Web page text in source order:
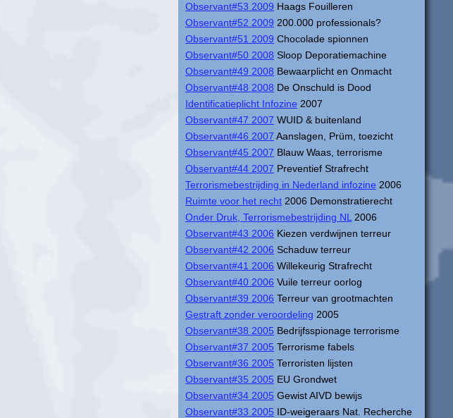
Observant#53 2009 Haags Fouilleren
Observant#52 2009 200.000 professionals?
Observant#51 2009 Chocolade spionnen
Observant#50 2008 Sloop Deporatiemachine
Observant#49 2008 Bewaarplicht en Onmacht
Observant#48 2008 De Onschuld is Dood
Identificatieplicht Infozine 2007
Observant#47 2007 WUID & buitenland
Observant#46 2007 Aanslagen, Prüm, toezicht
Observant#45 2007 Blauw Waas, terrorisme
Observant#44 2007 Preventief Strafrecht
Terrorismebestrijding in Nederland infozine 2006
Ruimte voor het recht 2006 Demonstratierecht
Onder Druk, Terrorismebestrijding NL 2006
Observant#43 2006 Kiezen verdwijnen terreur
Observant#42 2006 Schaduw terreur
Observant#41 2006 Willekeurig Strafrecht
Observant#40 2006 Vuile terreur oorlog
Observant#39 2006 Terreur van grootmachten
Gestraft zonder veroordeling 2005
Observant#38 2005 Bedrijfsspionage terrorisme
Observant#37 2005 Terrorisme fabels
Observant#36 2005 Terroristen lijsten
Observant#35 2005 EU Grondwet
Observant#34 2005 Gewist AIVD bewijs
Observant#33 2005 ID-weigeraars Nat. Recherche